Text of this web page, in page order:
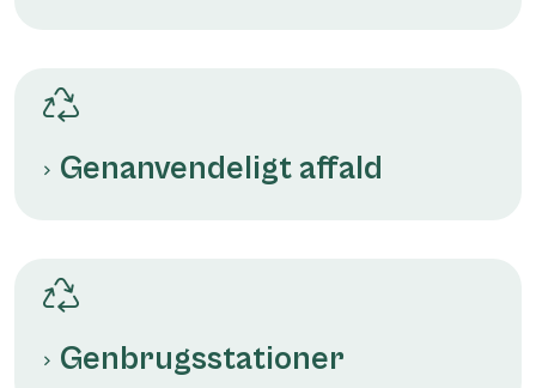
Genanvendeligt affald
Genbrugsstationer